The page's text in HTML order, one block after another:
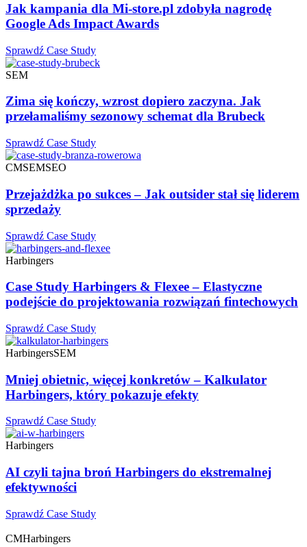
Jak kampania dla Mi-store.pl zdobyła nagrodę
Google Ads Impact Awards
Sprawdź Case Study
SEM
Zima się kończy, wzrost dopiero zaczyna. Jak
przełamaliśmy sezonowy schemat dla Brubeck
Sprawdź Case Study
CMSEMSEO
Przejażdżka po sukces – Jak outsider stał się liderem
sprzedaży
Sprawdź Case Study
Harbingers
Case Study Harbingers & Flexee – Elastyczne
podejście do projektowania rozwiązań fintechowych
Sprawdź Case Study
HarbingersSEM
Mniej obietnic, więcej konkretów – Kalkulator
Harbingers, który pokazuje efekty
Sprawdź Case Study
Harbingers
AI czyli tajna broń Harbingers do ekstremalnej
efektywności
Sprawdź Case Study
CMHarbingers